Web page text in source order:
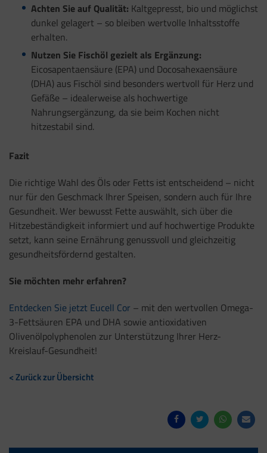
Achten Sie auf Qualität: Kaltgepresst, bio und möglichst
dunkel gelagert – so bleiben wertvolle Inhaltsstoffe
erhalten.
Nutzen Sie Fischöl gezielt als Ergänzung:
Eicosapentaensäure (EPA) und Docosahexaensäure
(DHA) aus Fischöl sind besonders wertvoll für Herz und
Gefäße – idealerweise als hochwertige
Nahrungsergänzung, da sie beim Kochen nicht
hitzestabil sind.
Fazit
Die richtige Wahl des Öls oder Fetts ist entscheidend – nicht
nur für den Geschmack Ihrer Speisen, sondern auch für Ihre
Gesundheit. Wer bewusst Fette auswählt, sich über die
Hitzebeständigkeit informiert und auf hochwertige Produkte
setzt, kann seine Ernährung genussvoll und gleichzeitig
gesundheitsfördernd gestalten.
Sie möchten mehr erfahren?
Entdecken Sie jetzt Eucell Cor – mit den wertvollen Omega-
3-Fettsäuren EPA und DHA sowie antioxidativen
Olivenölpolyphenolen zur Unterstützung Ihrer Herz-
Kreislauf-Gesundheit!
< Zurück zur Übersicht